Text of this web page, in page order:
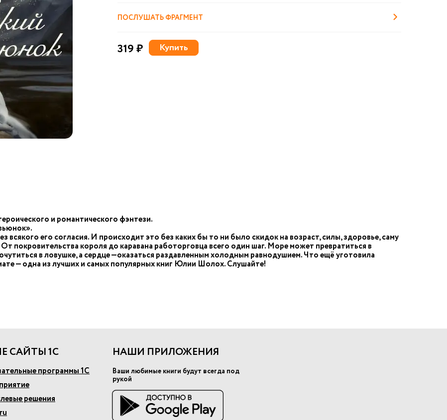
ПОСЛУШАТЬ ФРАГМЕНТ
319 ₽ Купить
и романтического фэнтези.
всякого его согласия. И происходит это без каких бы то ни было скидок на возраст, силы, здоровье, саму
покровительства короля до каравана работорговца всего один шаг. Море может превратиться в
в ловушке, а сердце —оказаться раздавленным холодным равнодушием. Что ещё уготовила
— одна из лучших и самых популярных книг Юлии Шолох. Слушайте!
САЙТЫ 1С
программы 1С
решения
НАШИ ПРИЛОЖЕНИЯ
Ваши любимые книги будут всегда под
рукой